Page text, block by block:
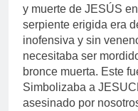
y muerte de JESÚS
serpiente erigida era
inofensiva y sin
necesitaba ser
bronce muerta. Este
Simbolizaba a
asesinado por